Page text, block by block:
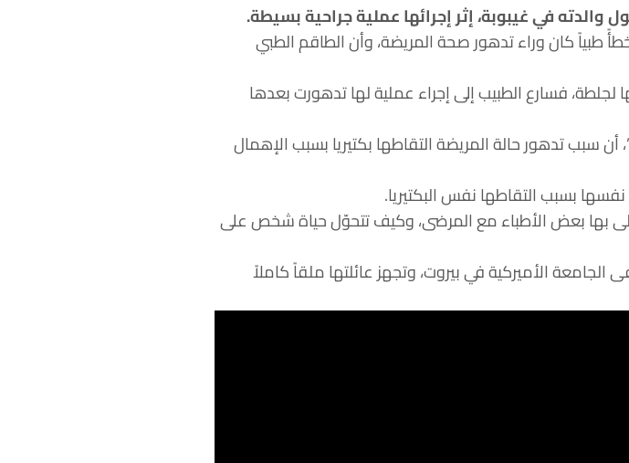
في غيبوبة، إثر إجرائها عملية جراحية بسيطة.
كان وراء تدهور صحة المريضة، وأن الطاقم الطبي
فسارع الطبيب إلى إجراء عملية لها تدهورت بعدها
تدهور حالة المريضة التقاطها بكتيريا بسبب الإهمال
بسبب التقاطها نفس البكتيريا.
بها بعض الأطباء مع المرضى، وكيف تتحوّل حياة شخص على
الأميركية في بيروت، وتجهز عائلتها ملقاً كاملاً